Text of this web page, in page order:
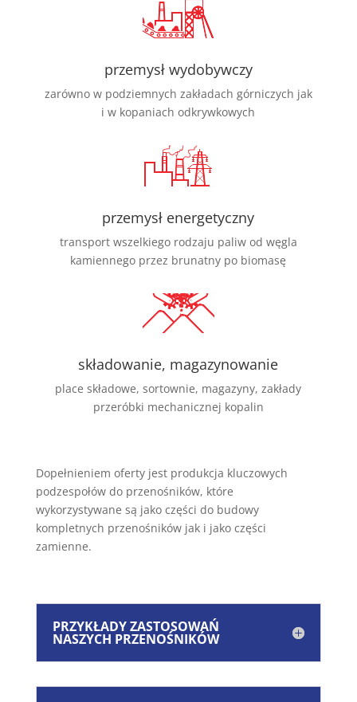
przemysł wydobywczy
zarówno w podziemnych zakładach górniczych jak
i w kopaniach odkrywkowych
przemysł energetyczny
transport wszelkiego rodzaju paliw od węgla
kamiennego przez brunatny po biomasę
składowanie, magazynowanie
place składowe, sortownie, magazyny, zakłady
przeróbki mechanicznej kopalin
Dopełnieniem oferty jest produkcja kluczowych
podzespołów do przenośników, które
wykorzystywane są jako części do budowy
kompletnych przenośników jak i jako części
zamienne.
PRZYKŁADY ZASTOSOWAŃ
NASZYCH PRZENOŚNIKÓW